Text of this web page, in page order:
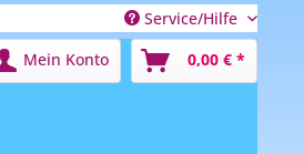
Service/Hilfe
Mein Konto
0,00 € *